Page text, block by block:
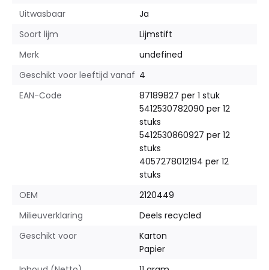
Uitwasbaar
Ja
Soort lijm
Lijmstift
Merk
undefined
Geschikt voor leeftijd vanaf 4
EAN-Code
87189827 per 1 stuk
5412530782090 per 12
stuks
5412530860927 per 12
stuks
4057278012194 per 12
stuks
OEM
2120449
Milieuverklaring
Deels recycled
Geschikt voor
Karton
Papier